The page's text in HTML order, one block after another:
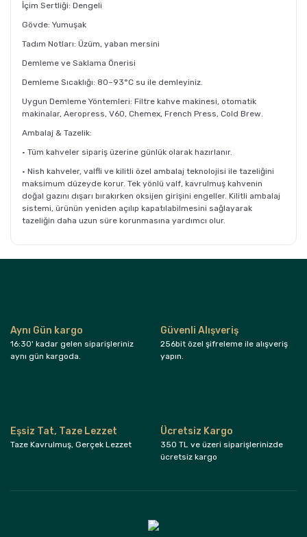
İçim Sertliği: Dengeli
Gövde: Yumuşak
Tadım Notları: Üzüm, yaban mersini
Demleme ve Saklama Önerisi
Demleme Sıcaklığı: 80–93°C su ile demleyiniz.
Uygun Demleme Yöntemleri: Filtre kahve makinesi, otomatik
makinalar, Aeropress, V60, Chemex, French Press, Cold Brew.
Ambalaj & Tazelik:
• Tüm kahveler sipariş üzerine günlük olarak hazırlanır.
• Nish kahveler, valfli ve kilitli özel ambalaj teknolojisi ile tazeliğini
maksimum düzeyde korur. Tek yönlü valf, kavrulmuş kahvenin
doğal gazını dışarı bırakırken oksijen girişini engeller. Kilitli ambalaj
sistemi, ürünün yeniden açılıp kapatılabilmesini sağlayarak
tazeliğin daha uzun süre korunmasına yardımcı olur.
Bu ürüne ilk yorumu siz yapın!
Aynı Gün kargo
16:30' kadar gelen siparişleriniz
aynı gün kargoda.
Güvenli Alışveriş
256bit özel şifreleme ile alışveriş
yapın.
Eşsiz Tat, Taze Lezzet
Taze Kavrulmuş, Gerçek Lezzet
Ücretsiz Kargo
350 TL ve üzeri siparişlerinizde
ücretsiz kargo